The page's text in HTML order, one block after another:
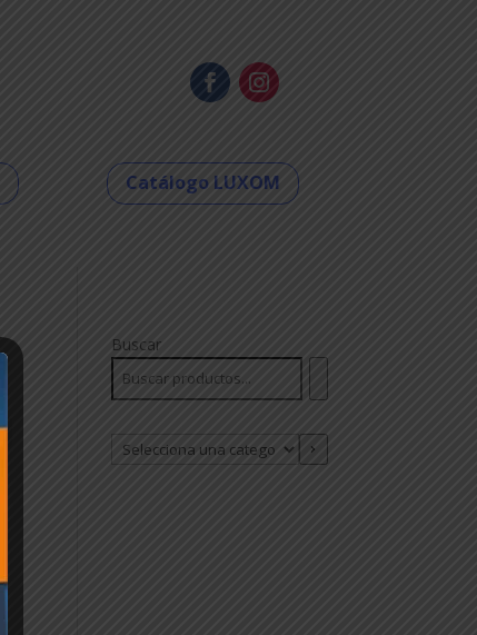
Catálogo LUXOM
Buscar
Selecciona
una